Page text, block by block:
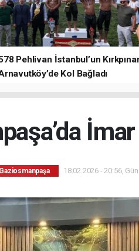
Pehlivan İstanbul’un
Kol Bağladı
Gaziosmanpaşa 18.02.2026 - 20:56,